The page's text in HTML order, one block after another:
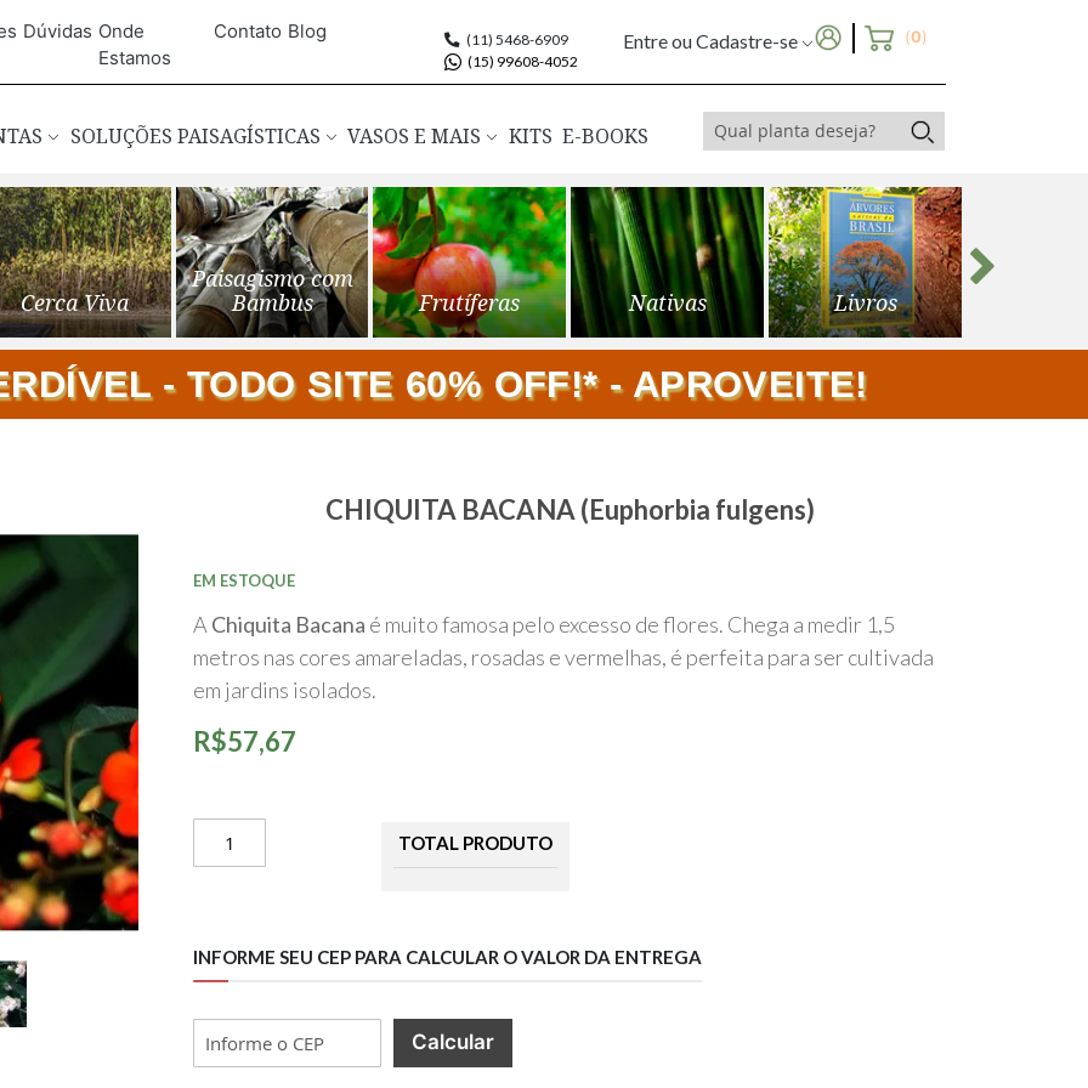
Dúvidas Onde
Estamos
Contato Blog
(11) 5468-6909
(15) 99608-4052
Entre ou Cadastre-se (0)
SOLUÇÕES PAISAGÍSTICAS VASOS E MAIS KITS E-BOOKS
Cerca Viva
Paisagismo com
Bambus
Frutíferas Nativas Livros
- TODO SITE 60% OFF!* - APROVEITE!
o
CHIQUITA BACANA (Euphorbia fulgens)
R$57,67
EM ESTOQUE
A Chiquita Bacana é muito famosa pelo excesso de flores. Chega a medir 1,5
metros nas cores amareladas, rosadas e vermelhas, é perfeita para ser cultivada
em jardins isolados.
TOTAL PRODUTO
INFORME SEU CEP PARA CALCULAR O VALOR DA ENTREGA
Calcular